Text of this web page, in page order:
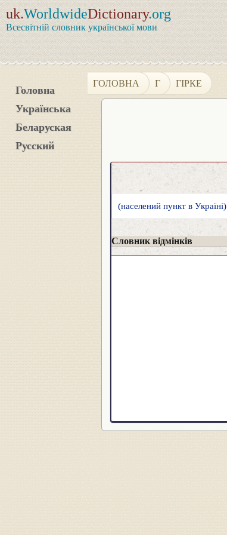
uk.WorldwideDictionary.org
Всесвітній словник української мови
Головна
Українська
Беларуская
Русский
ГОЛОВНА Г ГІРКЕ
(населений пункт в Україні)
Словник відмінків